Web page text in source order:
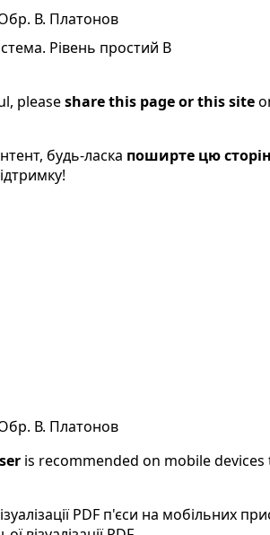
В. Платонов
Рівень простий B
pleaseshare this page or this site
будь-ласка поширте цю
В. Платонов
is recommended on mobile
PDF п'єси на мобільних